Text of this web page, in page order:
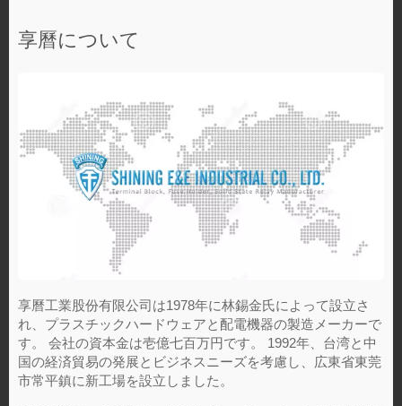
享曆について
享曆工業股份有限公司は1978年に林錫金氏によって設立さ
れ、プラスチックハードウェアと配電機器の製造メーカーで
す。 会社の資本金は壱億七百万円です。 1992年、台湾と中
国の経済貿易の発展とビジネスニーズを考慮し、広東省東莞
市常平鎮に新工場を設立しました。